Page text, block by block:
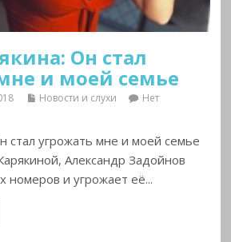
Он стал
и моей семье
Новости и слухи
Нет
стал угрожать мне и моей семье
Александр Задойнов
номеров и угрожает её...